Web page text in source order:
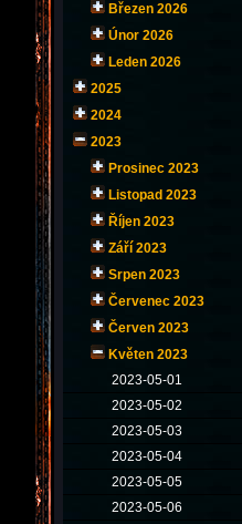
Březen 2026
Únor 2026
Leden 2026
2025
2024
2023
Prosinec 2023
Listopad 2023
Říjen 2023
Září 2023
Srpen 2023
Červenec 2023
Červen 2023
Květen 2023
2023-05-01
2023-05-02
2023-05-03
2023-05-04
2023-05-05
2023-05-06